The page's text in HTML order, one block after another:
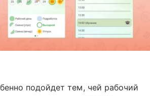
подойдет тем, чей рабочий